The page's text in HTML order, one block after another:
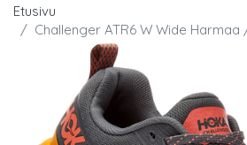
Etusivu
Challenger ATR6 W Wide Harmaa